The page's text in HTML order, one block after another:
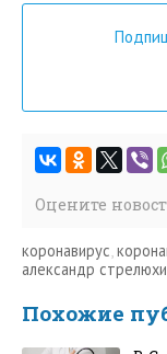
Оцените
коронавирус,
александр
Похожие